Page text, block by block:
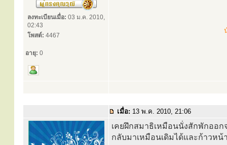
ลงทะเบียนเมื่อ: 03 ม.ค. 2010,
02:43
โพสต์: 4467
อายุ: 0
เมื่อ: 13 พ.ค. 2010, 21:06
เคยฝึกสมาธิเหมือนนั่งสักพักออก
กลับมาเหมือนเดิมได้และก้าวหน้